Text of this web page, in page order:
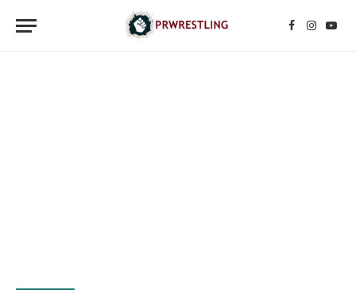
Facebook